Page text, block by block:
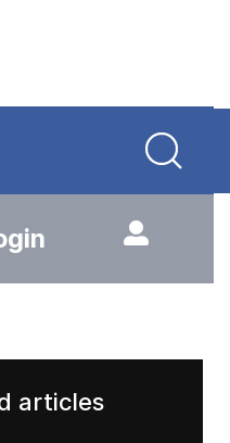
articles